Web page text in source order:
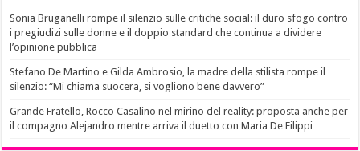
Sonia Bruganelli rompe il silenzio sulle critiche social: il duro sfogo contro
i pregiudizi sulle donne e il doppio standard che continua a dividere
l’opinione pubblica
Stefano De Martino e Gilda Ambrosio, la madre della stilista rompe il
silenzio: “Mi chiama suocera, si vogliono bene davvero”
Grande Fratello, Rocco Casalino nel mirino del reality: proposta anche per
il compagno Alejandro mentre arriva il duetto con Maria De Filippi